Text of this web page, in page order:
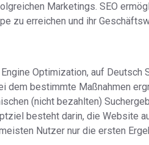
Marketings. SEO
zu erreichen und ihr
Optimization, auf Deutsch
dem bestimmte Maßnahmen
(nicht bezahlten)
besteht darin, die Website
Nutzer nur die ersten